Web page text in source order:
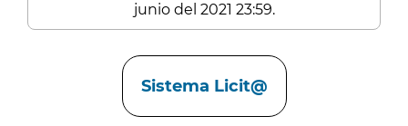
junio del 2021 23:59.
Sistema Licit@